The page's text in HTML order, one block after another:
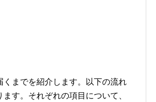
までを紹介します。以下の流れ
す。それぞれの項目について、